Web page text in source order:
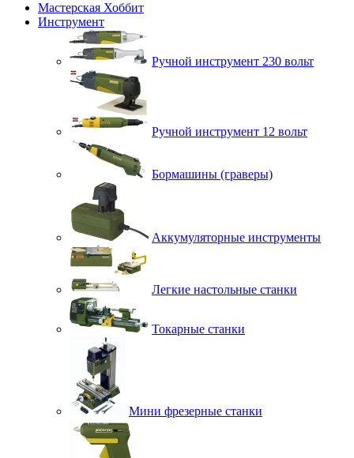
Мастерская Хоббит
Инструмент
Ручной инструмент 230 вольт
Ручной инструмент 12 вольт
Бормашины (граверы)
Аккумуляторные инструменты
Легкие настольные станки
Токарные станки
Мини фрезерные станки